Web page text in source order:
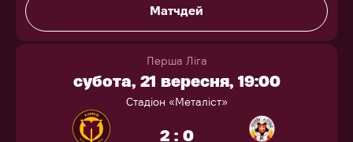
Матчдей
Перша Ліга
субота, 21 вересня, 19:00
Стадіон «Металіст»
2 : 0